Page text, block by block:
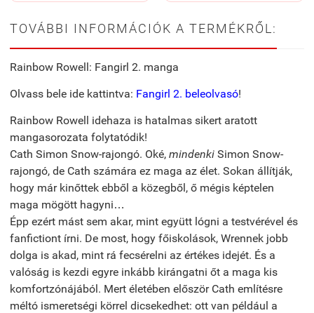
TOVÁBBI INFORMÁCIÓK A TERMÉKRŐL:
Rainbow Rowell: Fangirl 2. manga
Olvass bele ide kattintva: Fangirl 2. beleolvasó!
Rainbow Rowell idehaza is hatalmas sikert aratott
mangasorozata folytatódik!
Cath Simon Snow-rajongó. Oké, mindenki Simon Snow-
rajongó, de Cath számára ez maga az élet. Sokan állítják,
hogy már kinőttek ebből a közegből, ő mégis képtelen
maga mögött hagyni…
Épp ezért mást sem akar, mint együtt lógni a testvérével és
fanfictiont írni. De most, hogy főiskolások, Wrennek jobb
dolga is akad, mint rá fecsérelni az értékes idejét. És a
valóság is kezdi egyre inkább kirángatni őt a maga kis
komfort­zónájából. Mert életében először Cath említésre
méltó ismeretségi körrel dicsekedhet: ott van például a